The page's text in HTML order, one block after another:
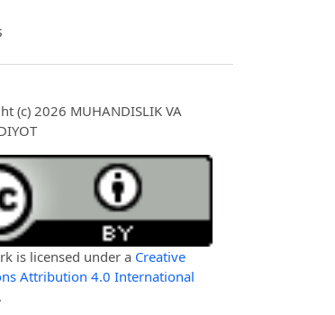
(c) 2026 MUHANDISLIK VA
is licensed under a Creative
Attribution 4.0 International
.